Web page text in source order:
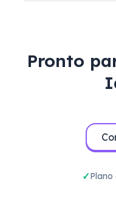
Pronto
Plano